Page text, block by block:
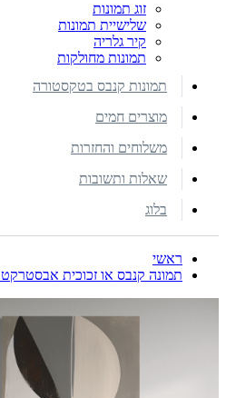
זוג תמונות
שלישיית תמונות
קיר גלריה
תמונות מחולקות
תמונות קנבס בטקסטורה
מוצרים חמים
משלוחים והחזרות
שאלות ותשובות
בלוג
ראשי
תמונה קנבס או זכוכית אבסטרקט 1141